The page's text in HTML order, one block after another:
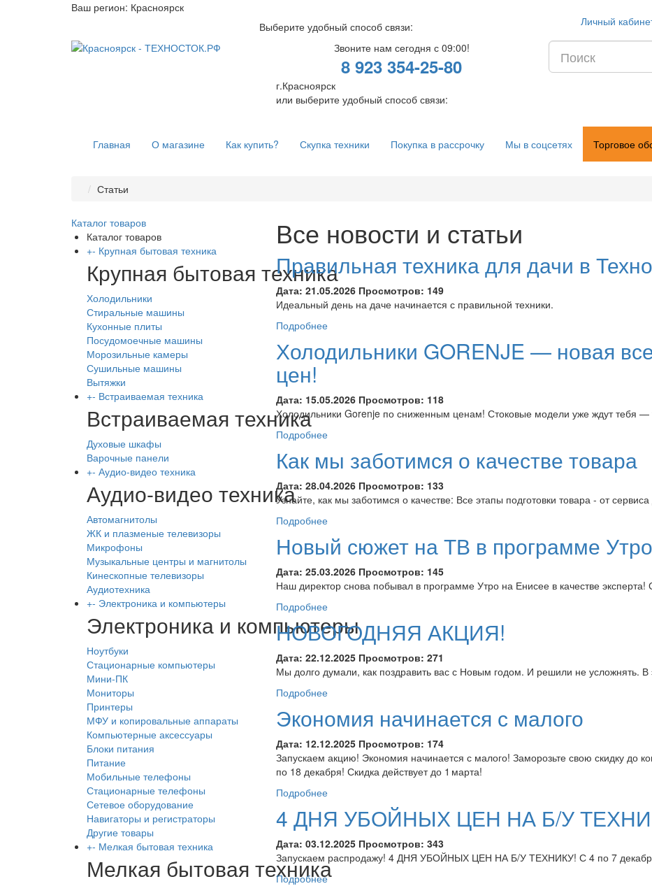
Ваш регион: Красноярск
Личный
Выберите удобный способ связи:
Звоните нам сегодня с 09:00!
8 923 354-25-80
г.Красноярск
или выберите удобный способ связи:
Главная О магазине Как купить? Скупка техники Покупка в рассрочку Мы в соцсетях Торговое
Статьи
Каталог товаров
Каталог товаров
+- Крупная бытовая техника
Крупная бытовая техника
Холодильники
Стиральные машины
Кухонные плиты
Посудомоечные машины
Морозильные камеры
Сушильные машины
Вытяжки
+- Встраиваемая техника
Встраиваемая техника
Духовые шкафы
Варочные панели
+- Аудио-видео техника
Аудио-видео техника
Автомагнитолы
ЖК и плазменые телевизоры
Микрофоны
Музыкальные центры и магнитолы
Кинескопные телевизоры
Аудиотехника
+- Электроника и компьютеры
Электроника и компьютеры
Ноутбуки
Стационарные компьютеры
Мини-ПК
Мониторы
Принтеры
МФУ и копировальные аппараты
Компьютерные аксессуары
Блоки питания
Питание
Мобильные телефоны
Стационарные телефоны
Сетевое оборудование
Навигаторы и регистраторы
Другие товары
+- Мелкая бытовая техника
Мелкая бытовая техника
Все новости и статьи
Правильная техника для дачи в
Дата: 21.05.2026 Просмотров: 149
Идеальный день на даче начинается с правильной техники.
Подробнее
Холодильники GORENJE — новая
цен!
Дата: 15.05.2026 Просмотров: 118
Холодильники Gorenje по сниженным ценам! Стоковые модели уже ждут тебя —
Подробнее
Как мы заботимся о качестве товара
Дата: 28.04.2026 Просмотров: 133
Узнайте, как мы заботимся о качестве: Все этапы подготовки товара - от
Подробнее
Новый сюжет на ТВ в программе
Дата: 25.03.2026 Просмотров: 145
Наш директор снова побывал в программе Утро на Енисее в качестве
Подробнее
НОВОГОДНЯЯ АКЦИЯ!
Дата: 22.12.2025 Просмотров: 271
Мы долго думали, как поздравить вас с Новым годом. И решили не усложнять.
Подробнее
Экономия начинается с малого
Дата: 12.12.2025 Просмотров: 174
Запускаем акцию! Экономия начинается с малого! Заморозьте свою скидку до
по 18 декабря! Скидка действует до 1 марта!
Подробнее
4 ДНЯ УБОЙНЫХ ЦЕН НА Б/У
Дата: 03.12.2025 Просмотров: 343
Запускаем распродажу! 4 ДНЯ УБОЙНЫХ ЦЕН НА Б/У ТЕХНИКУ! С 4 по 7
Подробнее